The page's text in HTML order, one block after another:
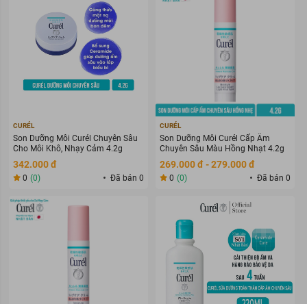
CURÉL
Son Dưỡng Môi Curél Chuyên Sâu
Cho Môi Khô, Nhạy Cảm 4.2g
342.000 đ
0 (0) Đã bán 0
CURÉL
Son Dưỡng Môi Curél Cấp Ẩm
Chuyên Sâu Màu Hồng Nhạt 4.2g
269.000 đ - 279.000 đ
0 (0) Đã bán 0